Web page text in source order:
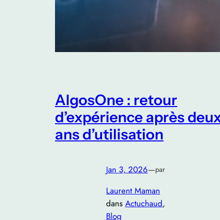
AlgosOne : retour
d’expérience après
ans d’utilisation
Jan 3, 2026—par
Laurent Maman
dans Actuchaud
Blog